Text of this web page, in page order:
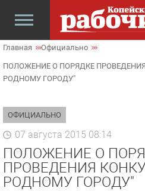
Главная Официально
ПОЛОЖЕНИЕ О ПОРЯДКЕ
РОДНОМУ ГОРОДУ"
ОФИЦИАЛЬНО
07 августа 2015 08:14
ПОЛОЖЕНИЕ О
ПРОВЕДЕНИЯ
РОДНОМУ ГОРОДУ"